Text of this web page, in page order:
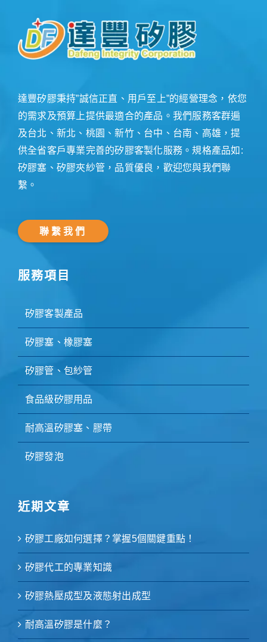
達豐矽膠秉持”誠信正直、用戶至上”的經營理念，依您
的需求及預算上提供最適合的產品。我們服務客群遍
及台北、新北、桃園、新竹、台中、台南、高雄，提
供全省客戶專業完善的矽膠客製化服務。規格產品如:
矽膠塞、矽膠夾紗管，品質優良，歡迎您與我們聯
繫。
聯繫我們
服務項目
矽膠客製產品
矽膠塞、橡膠塞
矽膠管、包紗管
食品級矽膠用品
耐高溫矽膠塞、膠帶
矽膠發泡
近期文章
矽膠工廠如何選擇？掌握5個關鍵重點！
矽膠代工的專業知識
矽膠熱壓成型及液態射出成型
耐高溫矽膠是什麼？